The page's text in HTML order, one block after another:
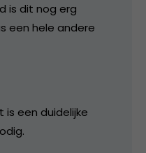
is dit nog erg
een hele andere
een duidelijke